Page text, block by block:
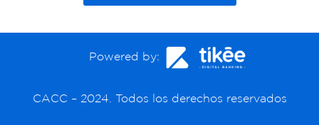
Powered by:
CACC – 2024. Todos los derechos reservados